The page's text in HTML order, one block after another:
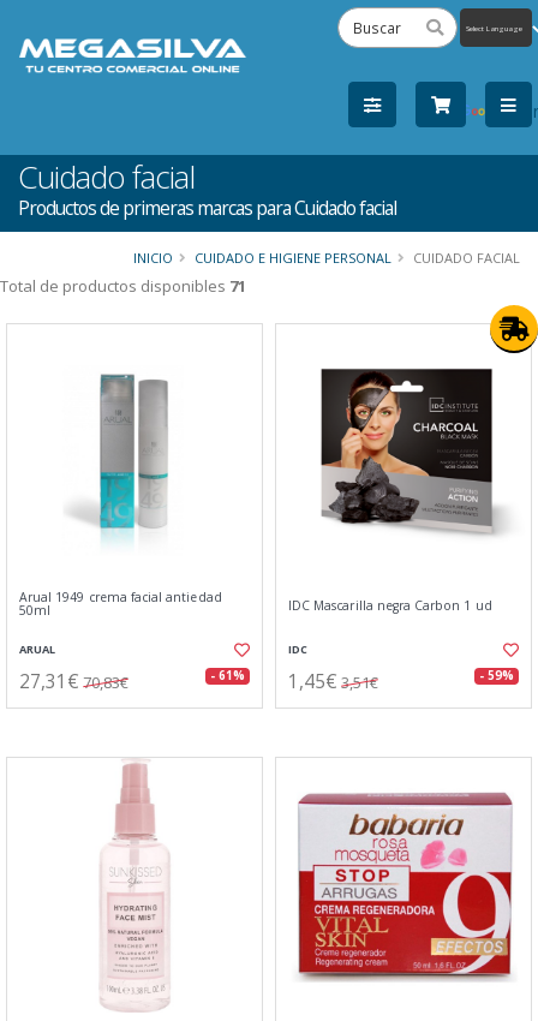
by
Cuidado facial
Productos de primeras marcas para Cuidado facial
INICIO CUIDADO E HIGIENE PERSONAL CUIDADO FACIAL
Total de productos disponibles 71
Arual 1949 crema facial antiedad
50ml
ARUAL
27,31€ 70,83€ - 61%
IDC Mascarilla negra Carbon 1 ud
IDC
1,45€ 3,51€ - 59%